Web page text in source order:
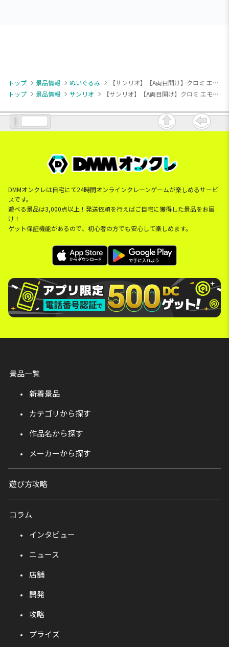
トップ 景品情報 ぬいぐるみ
【サンリオ】【A両目開け】クロミ エモきゅ～と・エンジェルBIGぬいぐるみ
トップ
景品情報 サンリオ 【サンリオ】【A両目開け】クロミ エモきゅ～と・エンジェルBIGぬいぐるみ
DMMオンクレは自宅にて24時間オンラインクレーンゲームが楽しめるサービ
スです。
遊べる景品は3,000点以上！発送依頼を行えばご自宅に獲得した景品をお届
け！
ゲット保証機能があるので、初心者の方でも安心して楽しめます。
景品一覧
新着景品
カテゴリから探す
作品名から探す
メーカーから探す
遊び方攻略
コラム
インタビュー
ニュース
店舗
開発
攻略
プライズ